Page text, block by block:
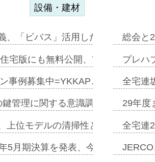
設備・建材
、「ビバス」活用した新入浴法を
宅版にも無料公開、YKKAPとワ
事例募集中=YKKAP…
管理に関する意識調査=Nature…
上位モデルの清掃性と安全性追加
5月期決算を発表、今期は増収見
総会と
プレハ
全宅連
29年度
全宅連